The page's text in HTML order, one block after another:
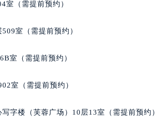
服务中心（需提前预约）
服务中心（需提前预约）
服务中心（需提前预约）
交汇处欧米茄售后服务中心（需提前预约）
室（需提前预约）
室（需提前预约）
室（需提前预约）
室（需提前预约）
字楼（芙蓉广场）10层13室（需提前预约）